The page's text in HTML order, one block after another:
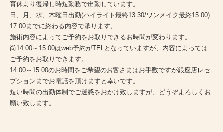
育休より復帰し時短勤務で出勤しています。
日、月、水、木曜日出勤(ハイライト最終13:30/ワンメイク最終15:00)
17:00までに終わる内容で承ります。
施術内容によってご予約をお取りできるお時間が変わります。
尚14:00～15:00はweb予約がTELとなっていますが、内容によっては
ご予約をお取りできます。
14:00～15:00のお時間をご希望のお客さまはお手数ですが銀座店レセ
プションまでお電話を頂けますと幸いです。
短い時間の出勤体制でご迷惑をおかけ致しますが、どうぞよろしくお
願い致します。